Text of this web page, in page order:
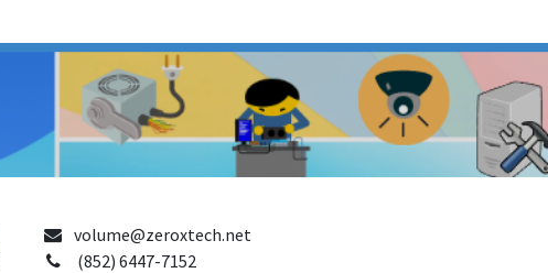
volume@zeroxtech.net
(852) 6447-7152